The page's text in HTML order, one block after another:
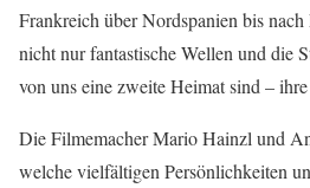
Frankreich über Nordspanien bis
nicht nur fantastische Wellen und die
von uns eine zweite Heimat sind –
Die Filmemacher Mario Hainzl und
welche vielfältigen Persönlichkeiten